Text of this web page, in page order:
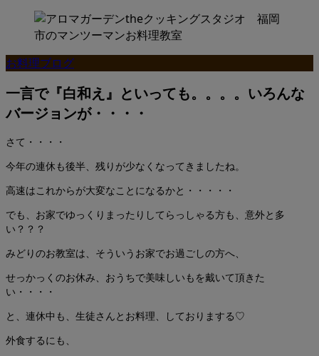
お料理ブログ
一言で『白和え』といっても。。。。いろんな
バージョンが・・・・
さて・・・・
今年の連休も後半、残りが少なくなってきましたね。
高速はこれからが大変なことになるかと・・・・・
でも、お家でゆっくりまったりしてらっしゃる方も、意外と多
い？？？
みどりのお教室は、そういうお家でお過ごしの方へ、
せっかっくのお休み、おうちで美味しいもを戴いて頂きた
い・・・・
と、連休中も、生徒さんとお料理、しておりまする♡
外食するにも、